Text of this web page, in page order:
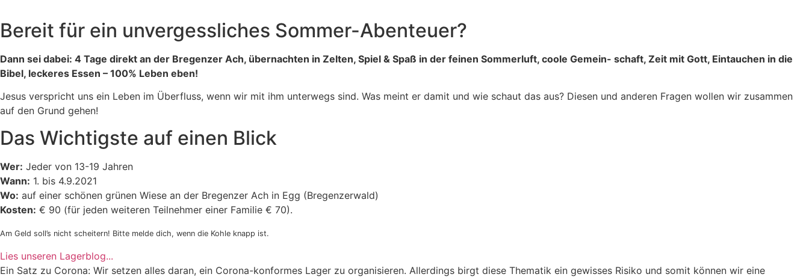
Bereit für ein unvergessliches Sommer-Abenteuer?
Dann sei dabei: 4 Tage direkt an der Bregenzer Ach, übernachten in Zelten, Spiel & Spaß in der feinen Sommerluft, coole Gemein- schaft, Zeit mit Gott, Eintauchen in die
Bibel, leckeres Essen – 100% Leben eben!
Jesus verspricht uns ein Leben im Überfluss, wenn wir mit ihm unterwegs sind. Was meint er damit und wie schaut das aus? Diesen und anderen Fragen wollen wir zusammen
auf den Grund gehen!
Das Wichtigste auf einen Blick
Wer: Jeder von 13-19 Jahren
Wann: 1. bis 4.9.2021
Wo: auf einer schönen grünen Wiese an der Bregenzer Ach in Egg (Bregenzerwald)
Kosten: € 90 (für jeden weiteren Teilnehmer einer Familie € 70).
Am Geld soll’s nicht scheitern! Bitte melde dich, wenn die Kohle knapp ist.
Lies unseren Lagerblog...
Ein Satz zu Corona: Wir setzen alles daran, ein Corona-konformes Lager zu organisieren. Allerdings birgt diese Thematik ein gewisses Risiko und somit können wir eine